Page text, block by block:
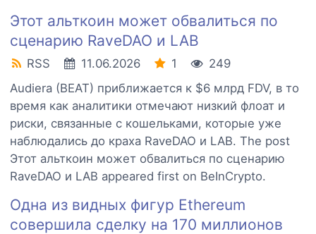
Этот альткоин может обвалиться по
сценарию RaveDAO и LAB
RSS 11.06.2026 1
249
Audiera (BEAT) приближается к $6 млрд FDV, в то
время как аналитики отмечают низкий флоат и
риски, связанные с кошельками, которые уже
наблюдались до краха RaveDAO и LAB. The post
Этот альткоин может обвалиться по сценарию
RaveDAO и LAB appeared first on BeInCrypto.
Одна из видных фигур Ethereum
совершила сделку на 170 миллионов